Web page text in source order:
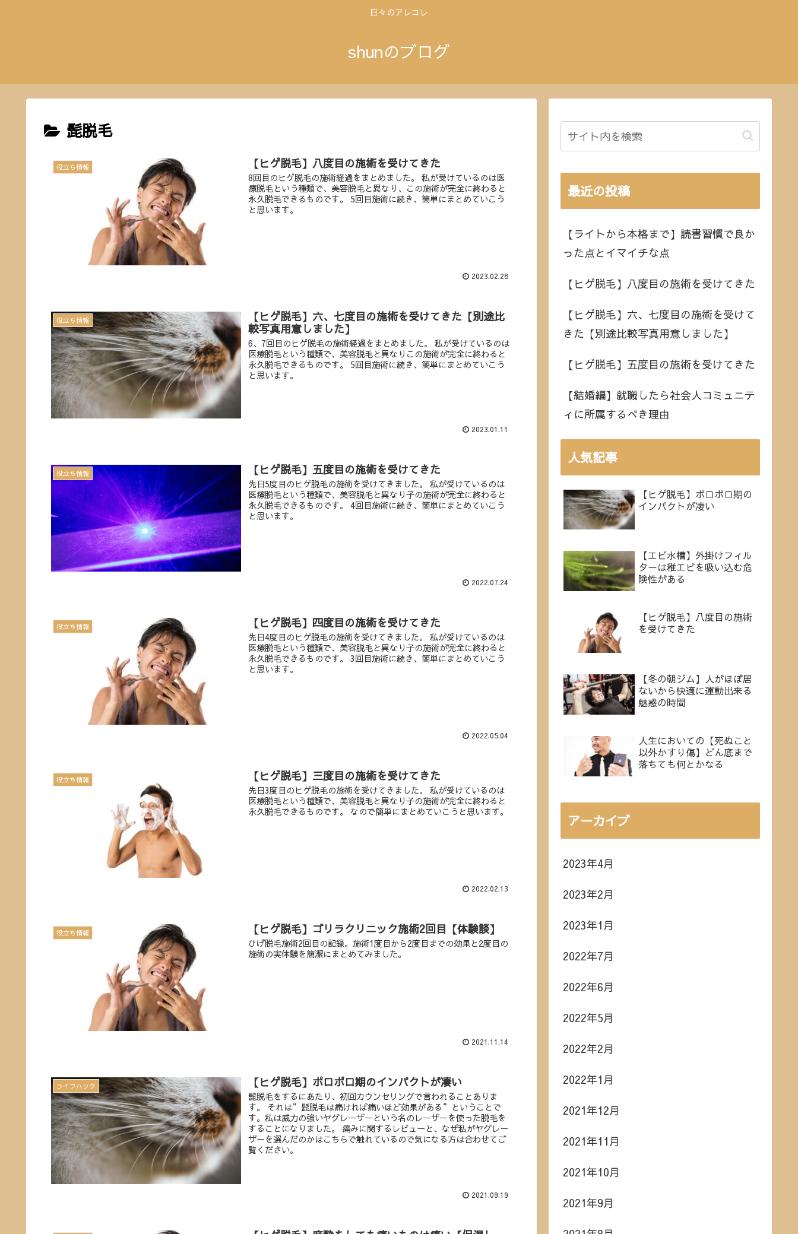
日々のアレコレ
shunのブログ
髭脱毛
役立ち情報 【ヒゲ脱毛】八度目の施術を受けてきた
8回目のヒゲ脱毛の施術経過をまとめました。 私が受けているのは医
療脱毛という種類で、美容脱毛と異なり、この施術が完全に終わると
永久脱毛できるものです。 5回目施術に続き、簡単にまとめていこう
と思います。
2023.02.28
役立ち情報
【ヒゲ脱毛】六、七度目の施術を受けてきた【別途比
較写真用意しました】
6、7回目のヒゲ脱毛の施術経過をまとめました。 私が受けているのは
医療脱毛という種類で、美容脱毛と異なりこの施術が完全に終わると
永久脱毛できるものです。 5回目施術に続き、簡単にまとめていこう
と思います。
2023.01.11
役立ち情報 【ヒゲ脱毛】五度目の施術を受けてきた
先日5度目のヒゲ脱毛の施術を受けてきました。 私が受けているのは
医療脱毛という種類で、美容脱毛と異なり子の施術が完全に終わると
永久脱毛できるものです。 4回目施術に続き、簡単にまとめていこう
と思います。
2022.07.24
役立ち情報 【ヒゲ脱毛】四度目の施術を受けてきた
先日4度目のヒゲ脱毛の施術を受けてきました。 私が受けているのは
医療脱毛という種類で、美容脱毛と異なり子の施術が完全に終わると
永久脱毛できるものです。 3回目施術に続き、簡単にまとめていこう
と思います。
2022.05.04
役立ち情報 【ヒゲ脱毛】三度目の施術を受けてきた
先日3度目のヒゲ脱毛の施術を受けてきました。 私が受けているのは
医療脱毛という種類で、美容脱毛と異なり子の施術が完全に終わると
永久脱毛できるものです。 なので簡単にまとめていこうと思います。
2022.02.13
役立ち情報 【ヒゲ脱毛】ゴリラクリニック施術2回目【体験談】
ひげ脱毛施術2回目の記録。施術1度目から2度目までの効果と2度目の
施術の実体験を簡潔にまとめてみました。
2021.11.14
ライフハック 【ヒゲ脱毛】ポロポロ期のインパクトが凄い
髭脱毛をするにあたり、初回カウンセリングで言われることありま
す。 それは”髭脱毛は痛ければ痛いほど効果がある”ということで
す。私は威力の強いヤグレーザーという名のレーザーを使った脱毛を
することになりました。 痛みに関するレビューと、なぜ私がヤグレー
ザーを選んだのかはこちらで触れているので気になる方は合わせてご
覧ください。
2021.09.19
最近の投稿
【ライトから本格まで】読書習慣で良か
った点とイマイチな点
【ヒゲ脱毛】八度目の施術を受けてきた
【ヒゲ脱毛】六、七度目の施術を受けて
きた【別途比較写真用意しました】
【ヒゲ脱毛】五度目の施術を受けてきた
【結婚編】就職したら社会人コミュニテ
ィに所属するべき理由
人気記事
【ヒゲ脱毛】ポロポロ期の
インパクトが凄い
【エビ水槽】外掛けフィル
ターは稚エビを吸い込む危
険性がある
【ヒゲ脱毛】八度目の施術
を受けてきた
【冬の朝ジム】人がほぼ居
ないから快適に運動出来る
魅惑の時間
人生においての【死ぬこと
以外かすり傷】どん底まで
落ちても何とかなる
アーカイブ
2023年4月
2023年2月
2023年1月
2022年7月
2022年6月
2022年5月
2022年2月
2022年1月
2021年12月
2021年11月
2021年10月
2021年9月